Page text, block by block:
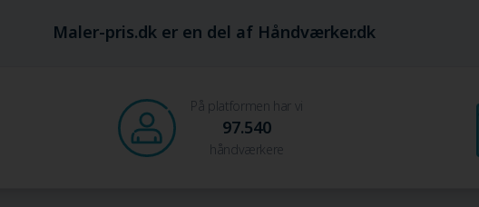
Maler-pris.dk er en del af Håndværker.dk
På platformen har vi
97.540
håndværkere